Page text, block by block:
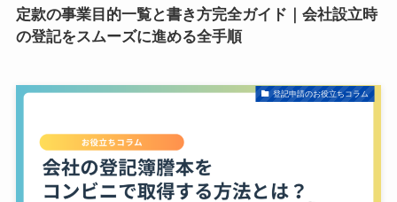
定款の事業目的一覧と書き方完全ガイド｜会社設立時
の登記をスムーズに進める全手順
登記申請のお役立ちコラム